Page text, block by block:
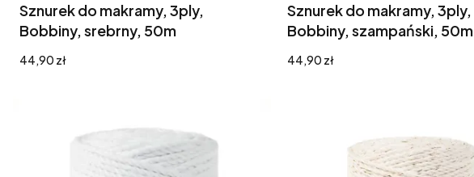
Sznurek do makramy, 3ply,
Bobbiny, srebrny, 50m
Cena
44,90 zł
Sznurek do makramy, 3ply,
Bobbiny, szampański, 50m
Cena
44,90 zł